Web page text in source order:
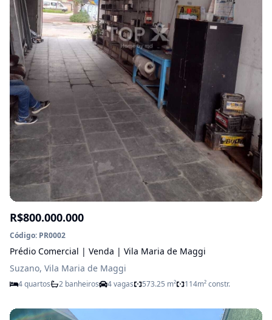
R$800.000.000
Código: PR0002
Prédio Comercial | Venda | Vila Maria de Maggi
Suzano, Vila Maria de Maggi
4 quartos 2 banheiros 4 vagas 573.25 m² 114m² constr.